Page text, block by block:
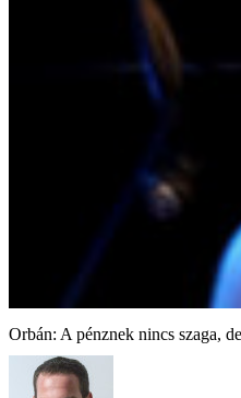
Orbán: A pénznek nincs szaga,